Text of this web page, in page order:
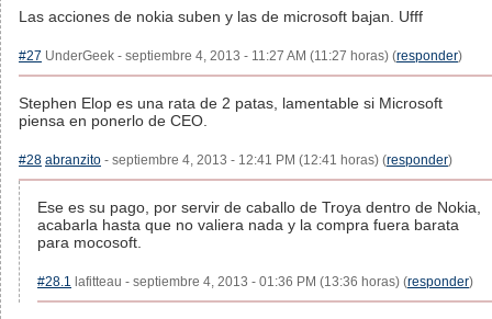
Las acciones de nokia suben y las de microsoft bajan. Ufff
#27 UnderGeek - septiembre 4, 2013 - 11:27 AM (11:27 horas) (responder)
Stephen Elop es una rata de 2 patas, lamentable si Microsoft
piensa en ponerlo de CEO.
#28 abranzito - septiembre 4, 2013 - 12:41 PM (12:41 horas) (responder)
Ese es su pago, por servir de caballo de Troya dentro de Nokia,
acabarla hasta que no valiera nada y la compra fuera barata
para mocosoft.
#28.1 lafitteau - septiembre 4, 2013 - 01:36 PM (13:36 horas) (responder)